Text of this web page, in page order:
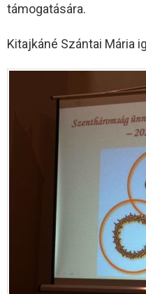
támogatására.
Kitajkáné Szántai Mária